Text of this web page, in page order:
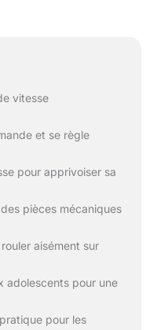
vitesse
et se règle
pour apprivoiser sa
pièces mécaniques
aisément sur
adolescents pour une
pour les